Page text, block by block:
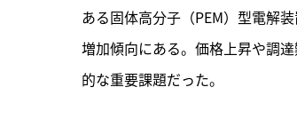
ある固体高分子（PEM）型電解
増加傾向にある。価格上昇や調
的な重要課題だった。